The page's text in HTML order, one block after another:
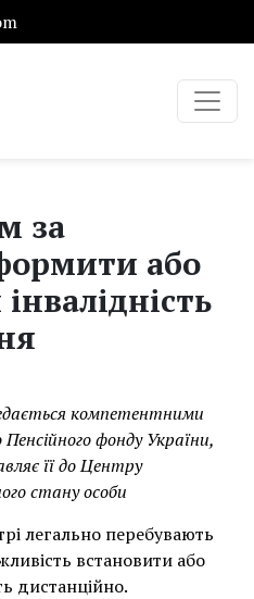
за
або
компетентними
фонду України,
її до Центру
стану особи
легально перебувають
встановити або
дистанційно.